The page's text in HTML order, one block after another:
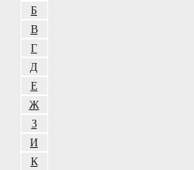
Б
В
Г
Д
Е
Ж
З
И
К